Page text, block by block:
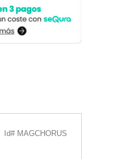
Id# MAGCHORUS